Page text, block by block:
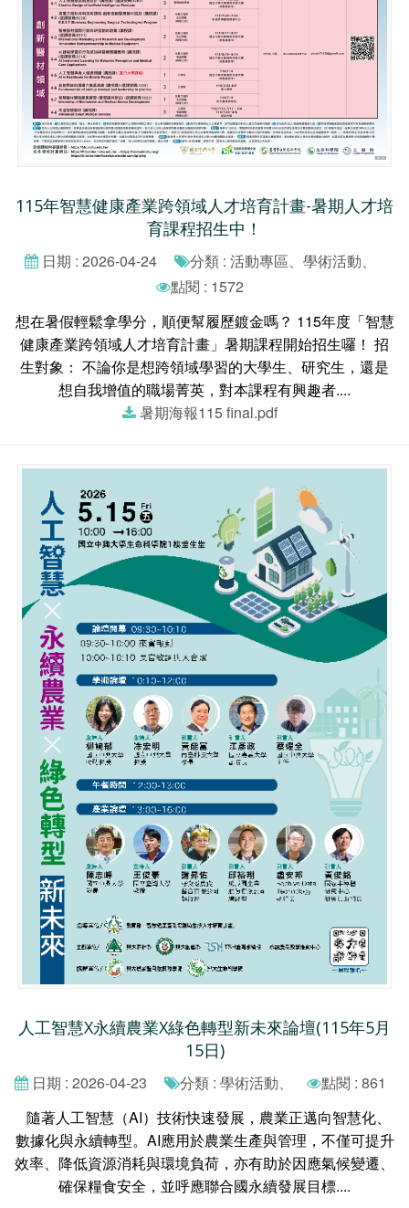
115年智慧健康產業跨領域人才培育計畫-暑期人才培
育課程招生中！
日期 : 2026-04-24
分類 : 活動專區、學術活動、
點閱 : 1572
想在暑假輕鬆拿學分，順便幫履歷鍍金嗎？ 115年度「智慧
健康產業跨領域人才培育計畫」暑期課程開始招生囉！ 招
生對象： 不論你是想跨領域學習的大學生、研究生，還是
想自我增值的職場菁英，對本課程有興趣者....
暑期海報115 final.pdf
人工智慧X永續農業X綠色轉型新未來論壇(115年5月
15日)
日期 : 2026-04-23 分類 : 學術活動、
點閱 : 861
隨著人工智慧（AI）技術快速發展，農業正邁向智慧化、
數據化與永續轉型。AI應用於農業生產與管理，不僅可提升
效率、降低資源消耗與環境負荷，亦有助於因應氣候變遷、
確保糧食安全，並呼應聯合國永續發展目標....